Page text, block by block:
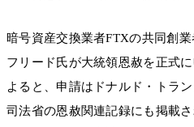
暗号資産交換業者FTXの共同創
フリード氏が大統領恩赦を正式
よると、申請はドナルド・トラ
司法省の恩赦関連記録にも掲載